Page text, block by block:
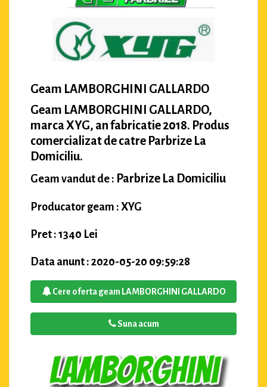
Geam LAMBORGHINI GALLARDO
Geam LAMBORGHINI GALLARDO,
marca XYG, an fabricatie 2018. Produs
comercializat de catre Parbrize La
Domiciliu.
Geam vandut de : Parbrize La Domiciliu
Producator geam : XYG
Pret : 1340 Lei
Data anunt : 2020-05-20 09:59:28
Cere oferta geam LAMBORGHINI GALLARDO
Suna acum